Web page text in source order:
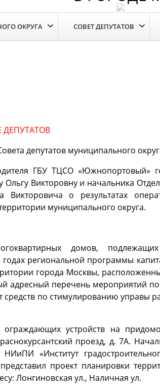
ОКРУГА СОВЕТ ДЕПУТАТОВ
ДЕПУТАТОВ
депутатов муниципального
ГБУ ТЦСО «Южнопортовый»
Викторовну и начальника
о результатах
муниципального округа.
домов,
региональной программы
города Москвы,
адресный перечень мероприятий по
по стимулированию управы
устройств на
проезд, д. 7А.
«Институт
проект планировки
Лонгиновская ул., Наличная ул.